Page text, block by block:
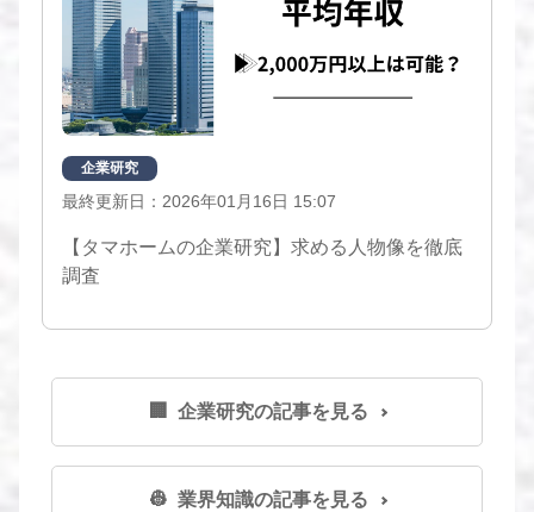
企業研究
最終更新日：2026年01月16日 15:07
【タマホームの企業研究】求める人物像を徹底
調査
🏢 企業研究の記事を見る
👷 業界知識の記事を見る